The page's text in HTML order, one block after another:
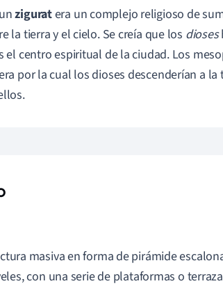
ziguratera un complejo religioso de
la tierra y el cielo. Se creía que los dioses
el centro espiritual de la ciudad. Los
por la cual los dioses descenderían a
masiva en forma de pirámide
con una serie de plataformas o